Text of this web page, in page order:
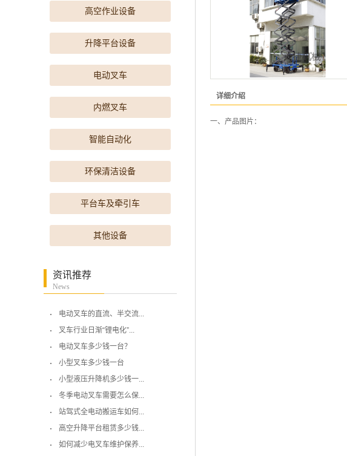
高空作业设备
升降平台设备
电动叉车
内燃叉车
智能自动化
环保清洁设备
平台车及牵引车
其他设备
资讯推荐
News
电动叉车的直流、半交流...
叉车行业日渐“锂电化”...
电动叉车多少钱一台？
小型叉车多少钱一台
小型液压升降机多少钱一...
冬季电动叉车需要怎么保...
站驾式全电动搬运车如何...
高空升降平台租赁多少钱...
如何减少电叉车维护保养...
详细介绍
一、产品图片：